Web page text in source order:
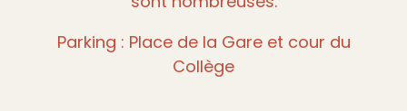
Parking : Place de la Gare et cour du
Collège